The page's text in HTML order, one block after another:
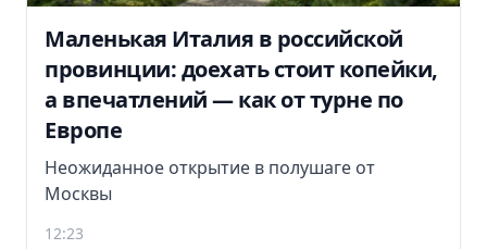
Маленькая Италия в российской
провинции: доехать стоит копейки,
а впечатлений — как от турне по
Европе
Неожиданное открытие в полушаге от
Москвы
12:23